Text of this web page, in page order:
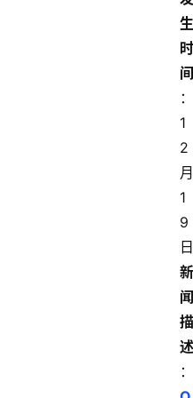
生
时
间
：
1
2
月
1
9
日
新
闻
描
述
：